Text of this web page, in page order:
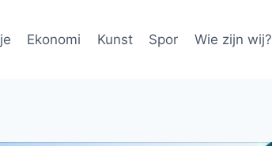
Ekonomi Kunst Spor Wie zijn wij?